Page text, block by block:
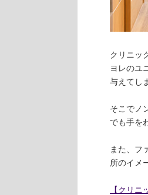
クリニッ
ヨレのユ
与えてし
そこでノ
でも手を
また、フ
所のイメ
【クリ